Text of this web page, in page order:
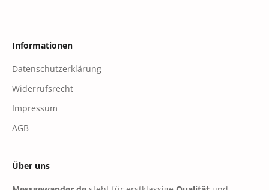
Informationen
Datenschutzerklärung
Widerrufsrecht
Impressum
AGB
Über uns